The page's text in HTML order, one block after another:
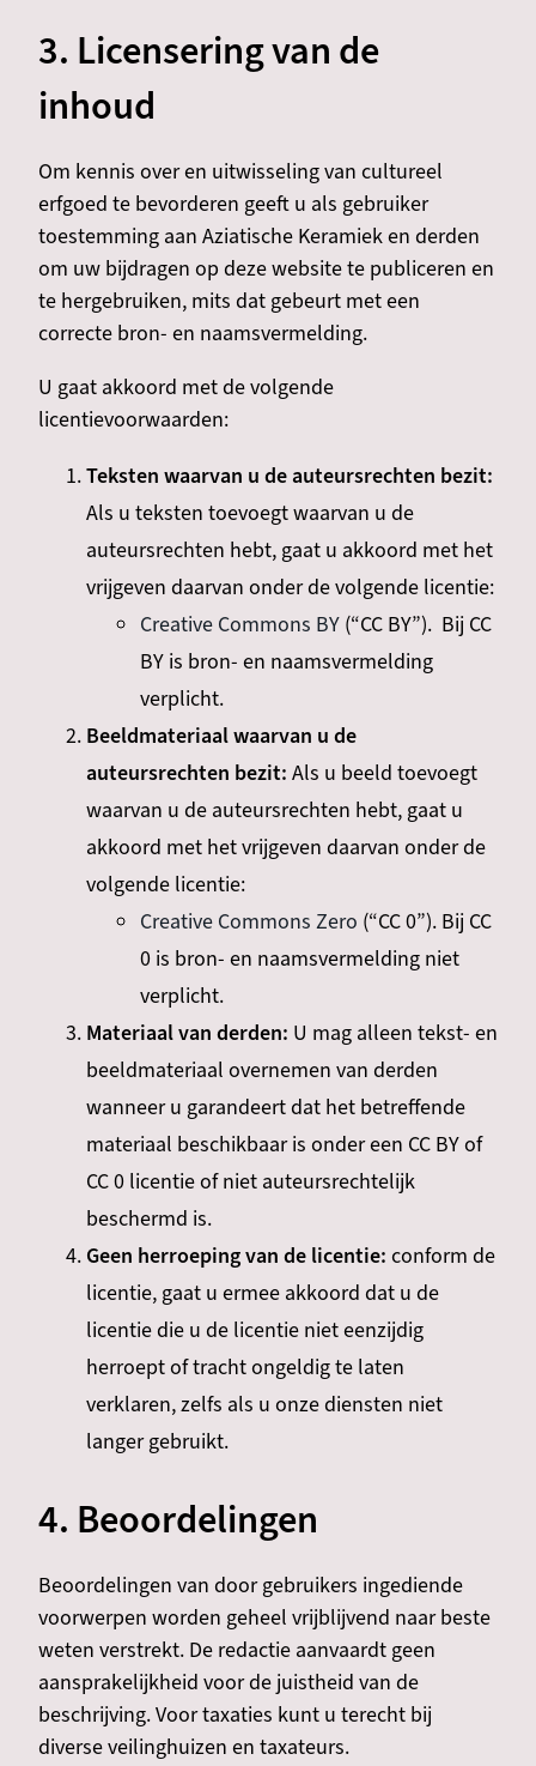
3. Licensering van de
inhoud
Om kennis over en uitwisseling van cultureel
erfgoed te bevorderen geeft u als gebruiker
toestemming aan Aziatische Keramiek en derden
om uw bijdragen op deze website te publiceren en
te hergebruiken, mits dat gebeurt met een
correcte bron- en naamsvermelding.
U gaat akkoord met de volgende
licentievoorwaarden:
Teksten waarvan u de auteursrechten bezit:
Als u teksten toevoegt waarvan u de
auteursrechten hebt, gaat u akkoord met het
vrijgeven daarvan onder de volgende licentie:
Creative Commons BY (“CC BY”). Bij CC
BY is bron- en naamsvermelding
verplicht.
Beeldmateriaal waarvan u de
auteursrechten bezit: Als u beeld toevoegt
waarvan u de auteursrechten hebt, gaat u
akkoord met het vrijgeven daarvan onder de
volgende licentie:
Creative Commons Zero (“CC 0”). Bij CC
0 is bron- en naamsvermelding niet
verplicht.
Materiaal van derden: U mag alleen tekst- en
beeldmateriaal overnemen van derden
wanneer u garandeert dat het betreffende
materiaal beschikbaar is onder een CC BY of
CC 0 licentie of niet auteursrechtelijk
beschermd is.
Geen herroeping van de licentie: conform de
licentie, gaat u ermee akkoord dat u de
licentie die u de licentie niet eenzijdig
herroept of tracht ongeldig te laten
verklaren, zelfs als u onze diensten niet
langer gebruikt.
4. Beoordelingen
Beoordelingen van door gebruikers ingediende
voorwerpen worden geheel vrijblijvend naar beste
weten verstrekt. De redactie aanvaardt geen
aansprakelijkheid voor de juistheid van de
beschrijving. Voor taxaties kunt u terecht bij
diverse veilinghuizen en taxateurs.